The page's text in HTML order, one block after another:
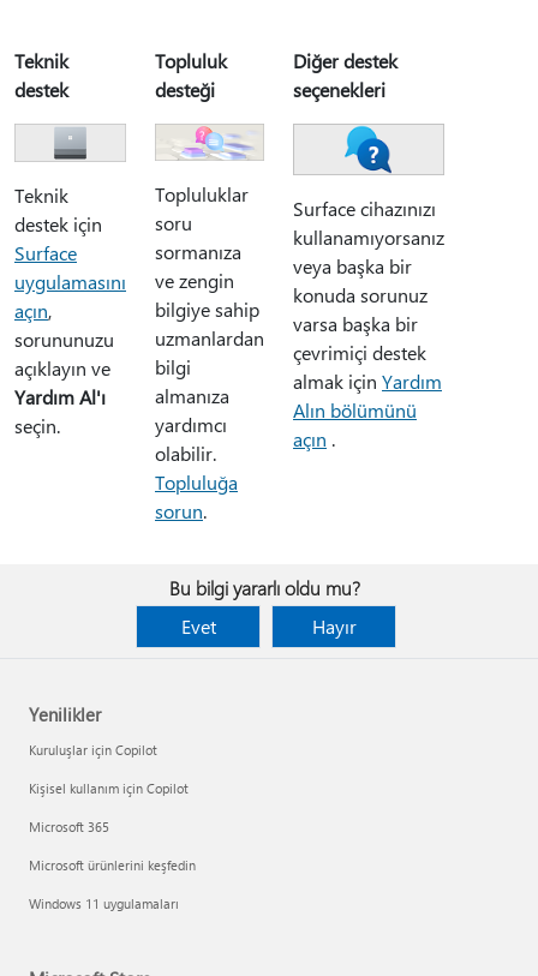
Teknik
destek
Teknik
destek için
Surface
uygulamasını
açın,
sorununuzu
açıklayın ve
Yardım Al'ı
seçin.
Topluluk
desteği
Topluluklar
soru
sormanıza
ve zengin
bilgiye sahip
uzmanlardan
bilgi
almanıza
yardımcı
olabilir.
Topluluğa
sorun.
Diğer destek
seçenekleri
Surface cihazınızı
kullanamıyorsanız
veya başka bir
konuda sorunuz
varsa başka bir
çevrimiçi destek
almak için Yardım
Alın bölümünü
açın .
Bu bilgi yararlı oldu mu?
Evet
Hayır
Yenilikler
Kuruluşlar için Copilot
Kişisel kullanım için Copilot
Microsoft 365
Microsoft ürünlerini keşfedin
Windows 11 uygulamaları